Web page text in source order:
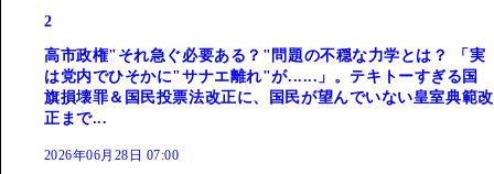
2
高市政権"それ急ぐ必要ある？"問題の不穏な力学とは？ 「実
は党内でひそかに"サナエ離れ"が......」。テキトーすぎる国
旗損壊罪＆国民投票法改正に、国民が望んでいない皇室典範改
正まで...
2026年06月28日 07:00